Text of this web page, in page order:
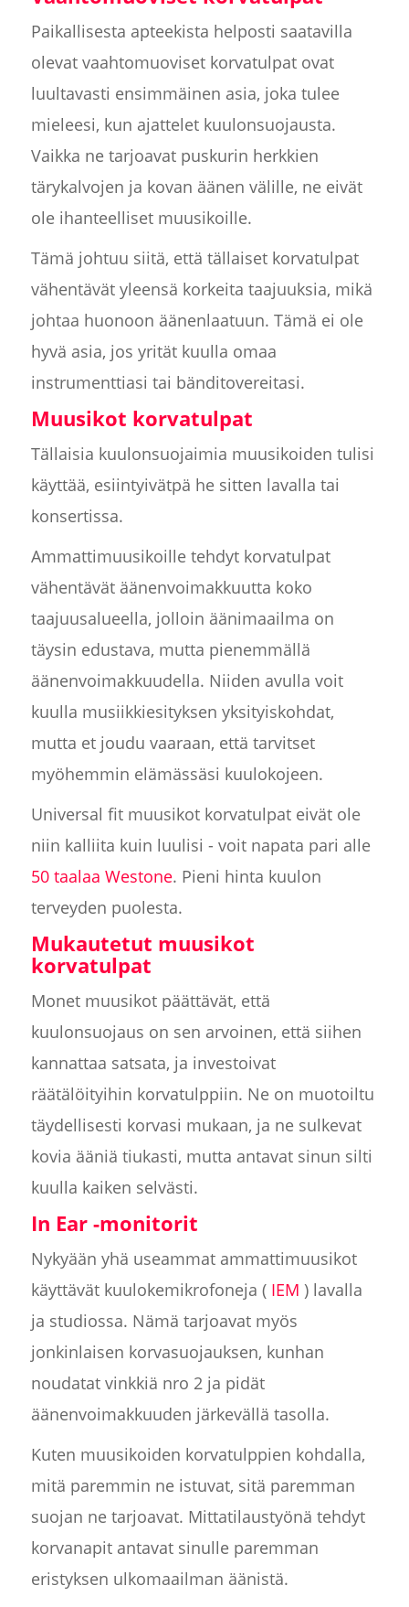
Paikallisesta apteekista helposti saatavilla
olevat vaahtomuoviset korvatulpat ovat
luultavasti ensimmäinen asia, joka tulee
mieleesi, kun ajattelet kuulonsuojausta.
Vaikka ne tarjoavat puskurin herkkien
tärykalvojen ja kovan äänen välille, ne eivät
ole ihanteelliset muusikoille.
Tämä johtuu siitä, että tällaiset korvatulpat
vähentävät yleensä korkeita taajuuksia, mikä
johtaa huonoon äänenlaatuun. Tämä ei ole
hyvä asia, jos yrität kuulla omaa
instrumenttiasi tai bänditovereitasi.
Muusikot korvatulpat
Tällaisia kuulonsuojaimia muusikoiden tulisi
käyttää, esiintyivätpä he sitten lavalla tai
konsertissa.
Ammattimuusikoille tehdyt korvatulpat
vähentävät äänenvoimakkuutta koko
taajuusalueella, jolloin äänimaailma on
täysin edustava, mutta pienemmällä
äänenvoimakkuudella. Niiden avulla voit
kuulla musiikkiesityksen yksityiskohdat,
mutta et joudu vaaraan, että tarvitset
myöhemmin elämässäsi kuulokojeen.
Universal fit muusikot korvatulpat eivät ole
niin kalliita kuin luulisi - voit napata pari alle
50 taalaa Westone. Pieni hinta kuulon
terveyden puolesta.
Mukautetut muusikot
korvatulpat
Monet muusikot päättävät, että
kuulonsuojaus on sen arvoinen, että siihen
kannattaa satsata, ja investoivat
räätälöityihin korvatulppiin. Ne on muotoiltu
täydellisesti korvasi mukaan, ja ne sulkevat
kovia ääniä tiukasti, mutta antavat sinun silti
kuulla kaiken selvästi.
In Ear -monitorit
Nykyään yhä useammat ammattimuusikot
käyttävät kuulokemikrofoneja ( IEM ) lavalla
ja studiossa. Nämä tarjoavat myös
jonkinlaisen korvasuojauksen, kunhan
noudatat vinkkiä nro 2 ja pidät
äänenvoimakkuuden järkevällä tasolla.
Kuten muusikoiden korvatulppien kohdalla,
mitä paremmin ne istuvat, sitä paremman
suojan ne tarjoavat. Mittatilaustyönä tehdyt
korvanapit antavat sinulle paremman
eristyksen ulkomaailman äänistä.